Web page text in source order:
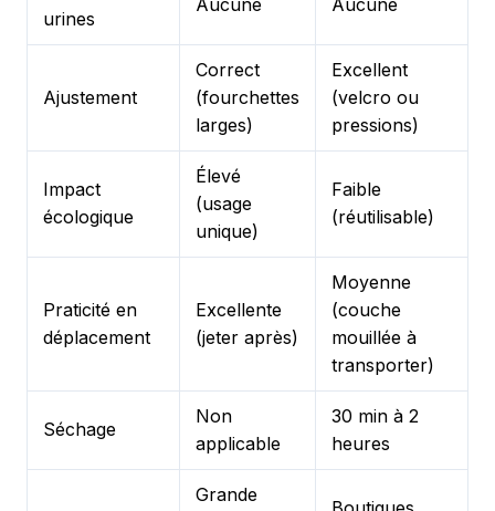
urines
Ajustement
Correct
(fourchettes
larges)
Excellent
(velcro ou
pressions)
Impact
écologique
Élevé
(usage
unique)
Faible
(réutilisable)
Praticité en
déplacement
Excellente
(jeter après)
Moyenne
(couche
mouillée à
transporter)
Séchage
Non
applicable
30 min à 2
heures
Grande